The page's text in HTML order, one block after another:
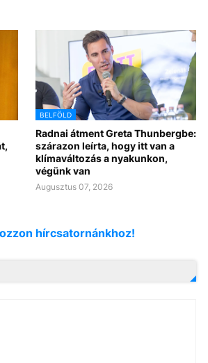
BELFÖLD
Radnai átment Greta Thunbergbe:
szárazon leírta, hogy itt van a
klímaváltozás a nyakunkon,
végünk van
Augusztus 07, 2026
hírcsatornánkhoz!